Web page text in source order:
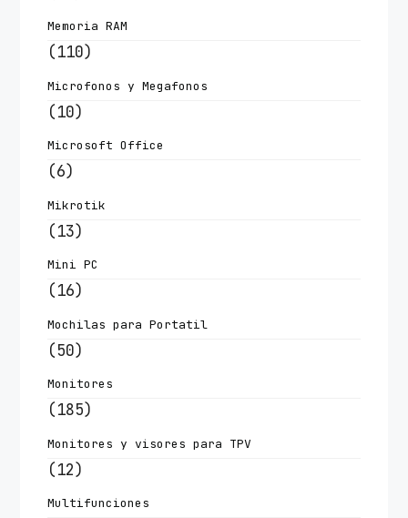
Memoria RAM
(110)
Microfonos y Megafonos
(10)
Microsoft Office
(6)
Mikrotik
(13)
Mini PC
(16)
Mochilas para Portatil
(50)
Monitores
(185)
Monitores y visores para TPV
(12)
Multifunciones